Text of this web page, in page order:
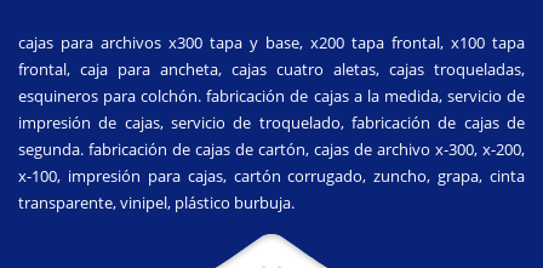
cajas para archivos x300 tapa y base, x200 tapa frontal, x100 tapa
frontal, caja para ancheta, cajas cuatro aletas, cajas troqueladas,
esquineros para colchón. fabricación de cajas a la medida, servicio de
impresión de cajas, servicio de troquelado, fabricación de cajas de
segunda. fabricación de cajas de cartón, cajas de archivo x-300, x-200,
x-100, impresión para cajas, cartón corrugado, zuncho, grapa, cinta
transparente, vinipel, plástico burbuja.